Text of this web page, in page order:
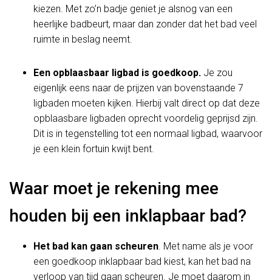
kiezen. Met zo’n badje geniet je alsnog van een
heerlijke badbeurt, maar dan zonder dat het bad veel
ruimte in beslag neemt.
Een opblaasbaar ligbad is goedkoop. Je zou
eigenlijk eens naar de prijzen van bovenstaande 7
ligbaden moeten kijken. Hierbij valt direct op dat deze
opblaasbare ligbaden oprecht voordelig geprijsd zijn.
Dit is in tegenstelling tot een normaal ligbad, waarvoor
je een klein fortuin kwijt bent.
Waar moet je rekening mee
houden bij een inklapbaar bad?
Het bad kan gaan scheuren. Met name als je voor
een goedkoop inklapbaar bad kiest, kan het bad na
verloop van tijd gaan scheuren. Je moet daarom in